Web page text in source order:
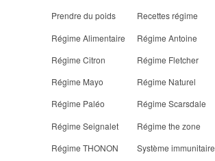
Prendre du poids
Recettes régime
Régime Alimentaire
Régime Antoine
Régime Citron
Régime Fletcher
Régime Mayo
Régime Naturel
Régime Paléo
Régime Scarsdale
Régime Seignalet
Régime the zone
Régime THONON
Système immunitaire